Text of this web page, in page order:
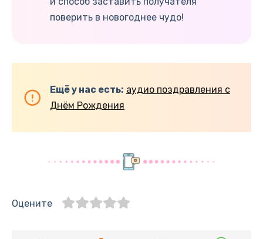
поверить в новогоднее чудо!
Ещё у нас есть: аудио поздравления с
Днём Рождения
Оцените